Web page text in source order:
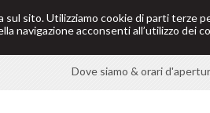
sito. Utilizziamo cookie di parti terze
navigazione acconsenti all’utilizzo dei
Dove siamo & orari